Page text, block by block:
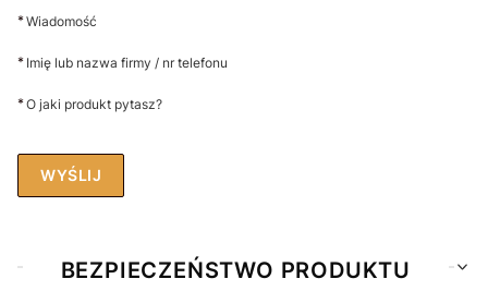
*Wiadomość
* Imię lub nazwa firmy / nr telefonu
*O jaki produkt pytasz?
WYŚLIJ
BEZPIECZEŃSTWO PRODUKTU